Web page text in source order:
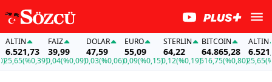
(%0,39)
FAİZ
39,99
0,04(%0,09)
DOLAR
47,59
0,03(%0,06)
EURO
55,09
0,09(%0,15)
STERLIN
64,22
0,12(%0,19)
BITCOIN
64.865,28
516,75(%0,80)
ALTIN
6.521,73
25,65